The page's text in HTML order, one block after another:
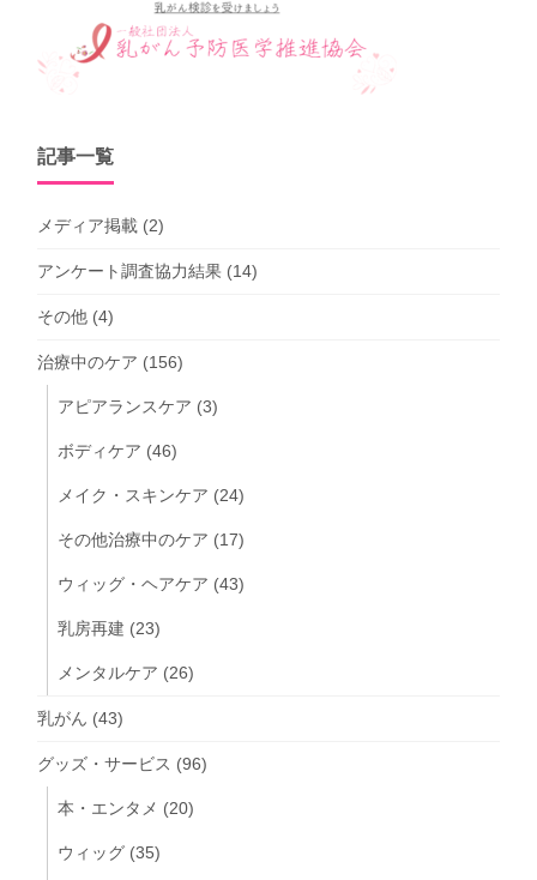
記事一覧
メディア掲載 (2)
アンケート調査協力結果 (14)
その他 (4)
治療中のケア (156)
アピアランスケア (3)
ボディケア (46)
メイク・スキンケア (24)
その他治療中のケア (17)
ウィッグ・ヘアケア (43)
乳房再建 (23)
メンタルケア (26)
乳がん (43)
グッズ・サービス (96)
本・エンタメ (20)
ウィッグ (35)